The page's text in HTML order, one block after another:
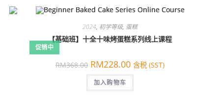
促销中
2024, 初学等级, 蛋糕
【基础班】十全十味烤蛋糕系列线上课程
RM368.00 原
价
为：
RM368.00。
RM228.00当
前
价
为：
含税 (SST)
加入购物车